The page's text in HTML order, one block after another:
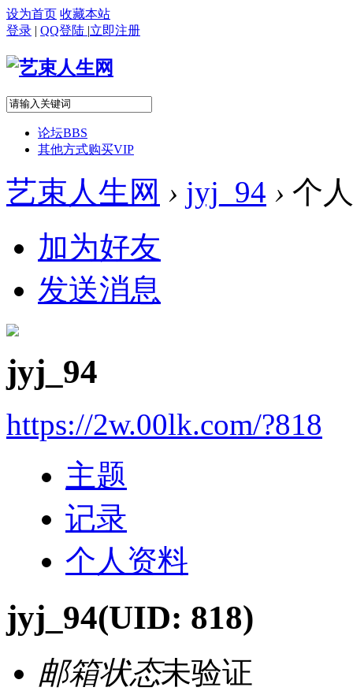
设为首页 收藏本站
登录 | QQ登陆 |立即注册
论坛BBS
其他方式购买VIP
艺束人生网 › jyj_94 › 个
加为好友
发送消息
jyj_94
https://2w.00lk.com/?818
主题
记录
个人资料
jyj_94(UID: 818)
邮箱状态未验证